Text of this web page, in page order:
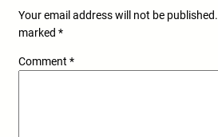
Your email address will not be published.
marked *
Comment *